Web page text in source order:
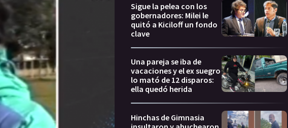
Sigue la pelea con los
gobernadores: Milei le
quitó a Kiciloff un fondo
clave
Una pareja se iba de
vacaciones y el ex suegro
lo mató de 12 disparos:
ella quedó herida
Hinchas de Gimnasia